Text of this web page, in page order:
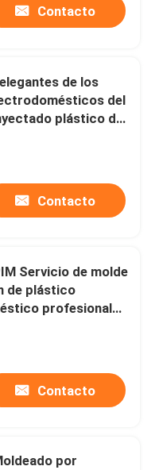
Contacto
de los
del
plástico de
Contacto
Servicio de molde
de plástico
profesional
Eficiente
Contacto
por